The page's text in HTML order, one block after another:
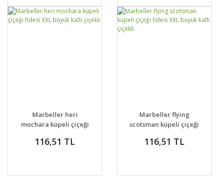
DETAYLAR
VER
Marbeller heri
mochara küpeli çiçeği
çiçekli
116,51 TL
DETAYLAR
VER
Marbeller flying
scotsman küpeli çiçeği
çiçekli
116,51 TL